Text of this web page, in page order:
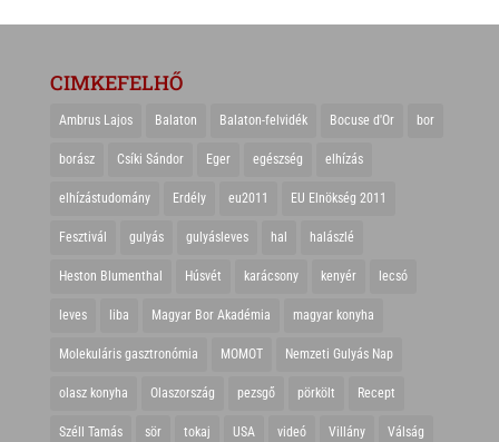
CIMKEFELHŐ
Ambrus Lajos Balaton Balaton-felvidék Bocuse d'Or bor
borász Csíki Sándor Eger egészség elhízás
elhízástudomány Erdély eu2011 EU Elnökség 2011
Fesztivál gulyás gulyásleves hal halászlé
Heston Blumenthal Húsvét karácsony kenyér lecsó
leves liba Magyar Bor Akadémia magyar konyha
Molekuláris gasztronómia MOMOT Nemzeti Gulyás Nap
olasz konyha Olaszország pezsgő pörkölt Recept
Széll Tamás sör tokaj USA videó Villány Válság